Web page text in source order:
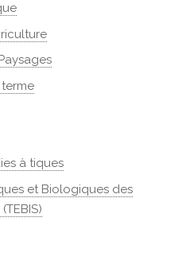
à tiques
et Biologiques des